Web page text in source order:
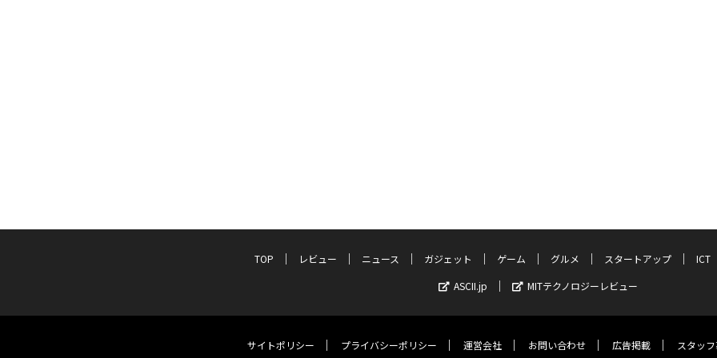
TOP レビュー ニュース ガジェット ゲーム グルメ スタートアップ ICT
ASCII.jp
MITテクノロジーレビュー
サイトポリシー プライバシーポリシー 運営会社 お問い合わせ 広告掲載 スタッ